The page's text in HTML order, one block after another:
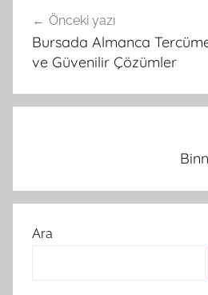
gezinmesi
Önceki yazı
Bursada Almanca
ve Güvenilir Çözümler
Ara